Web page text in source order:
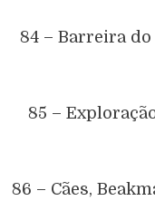
84 – Barreira do
85 –
86 – Cães,